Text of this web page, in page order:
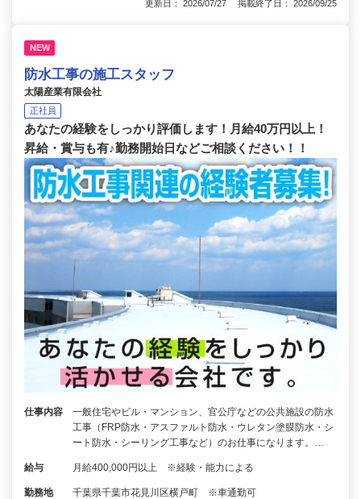
更新日： 2026/07/27 掲載終了日： 2026/09/25
NEW
防水工事の施工スタッフ
太陽産業有限会社
正社員
あなたの経験をしっかり評価します！月給40万円以上！
昇給・賞与も有♪勤務開始日などご相談ください！！
仕事内容
一般住宅やビル・マンション、官公庁などの公共施設の防水
工事（FRP防水・アスファルト防水・ウレタン塗膜防水・シ
ート防水・シーリング工事など）のお仕事になります。…
給与 月給400,000円以上 ※経験・能力による
勤務地 千葉県千葉市花見川区横戸町 ※車通勤可